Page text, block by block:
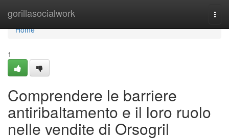
gorillasocialwork
Home
Home
1
Comprendere le barriere
antiribaltamento e il loro ruolo
nelle vendite di Orsogril